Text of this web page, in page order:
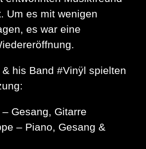
Um es mit wenigen
es war eine
his Band #Vinÿl spielten
Gesang, Gitarre
– Piano, Gesang &